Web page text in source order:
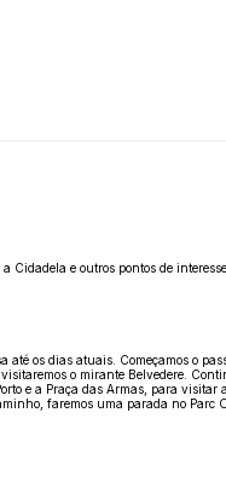
e outros pontos de
os dias atuais. Começamos o
o mirante Belvedere.
e a Praça das Armas, para
faremos uma parada no Parc